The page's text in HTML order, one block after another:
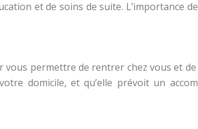
et de soins de suite. L’importance
permettre de rentrer chez vous et
domicile, et qu’elle prévoit un